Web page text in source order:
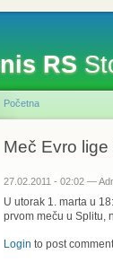
RS
Početna
Meč Evro
27.02.2011 - 02:02 —
U utorak 1. marta u
prvom meču u Splitu,
Login to post